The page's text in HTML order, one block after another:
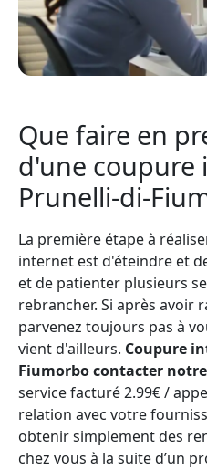
Que faire en
d'une coupure
Prunelli-di-
La première étape à
internet est d'éteindre et
et de patienter plusieurs
rebrancher. Si après avoir
parvenez toujours pas à
vient d'ailleurs. Coupure
Fiumorbo contacter notre
service facturé 2.99€ /
relation avec votre
obtenir simplement des
chez vous à la suite d’un